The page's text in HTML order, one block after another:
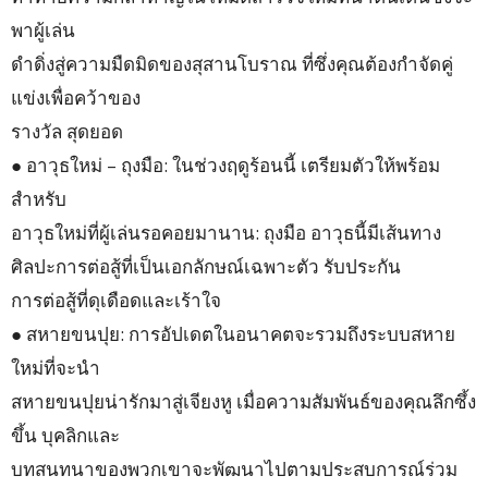
พาผู้เล่น
ดำดิ่งสู่ความมืดมิดของสุสานโบราณ ที่ซึ่งคุณต้องกำจัดคู่
แข่งเพื่อคว้าของ
รางวัล สุดยอด
● อาวุธใหม่ – ถุงมือ: ในช่วงฤดูร้อนนี้ เตรียมตัวให้พร้อม
สำหรับ
อาวุธใหม่ที่ผู้เล่นรอคอยมานาน: ถุงมือ อาวุธนี้มีเส้นทาง
ศิลปะการต่อสู้ที่เป็นเอกลักษณ์เฉพาะตัว รับประกัน
การต่อสู้ที่ดุเดือดและเร้าใจ
● สหายขนปุย: การอัปเดตในอนาคตจะรวมถึงระบบสหาย
ใหม่ที่จะนำ
สหายขนปุยน่ารักมาสู่เจียงหู เมื่อความสัมพันธ์ของคุณลึกซึ้ง
ขึ้น บุคลิกและ
บทสนทนาของพวกเขาจะพัฒนาไปตามประสบการณ์ร่วม